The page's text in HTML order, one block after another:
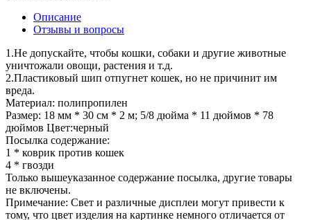
Описание
Отзывы и вопросы
1.Не допускайте, чтобы кошки, собаки и другие животные
уничтожали овощи, растения и т.д.
2.Пластиковый шип отпугнет кошек, но не причинит им
вреда.
Материал: полипропилен
Размер: 18 мм * 30 см * 2 м; 5/8 дюйма * 11 дюймов * 78
дюймов Цвет:черный
Посылка содержание:
1 * коврик против кошек
4 * гвозди
Только вышеуказанное содержание посылка, другие товары
не включены.
Примечание: Свет и различные дисплеи могут привести к
тому, что цвет изделия на картинке немного отличается от